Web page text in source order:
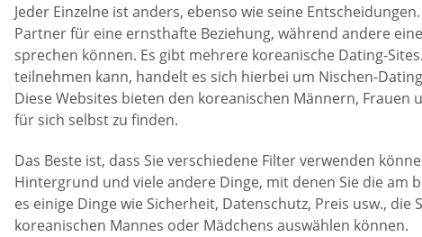
Jeder Einzelne ist anders, ebenso wie seine
Partner für eine ernsthafte Beziehung, während andere
sprechen können. Es gibt mehrere koreanische Dating-
teilnehmen kann, handelt es sich hierbei um Nischen-
Diese Websites bieten den koreanischen Männern,
für sich selbst zu finden.
Das Beste ist, dass Sie verschiedene Filter verwenden
Hintergrund und viele andere Dinge, mit denen Sie die
es einige Dinge wie Sicherheit, Datenschutz, Preis usw.,
koreanischen Mannes oder Mädchens auswählen können.